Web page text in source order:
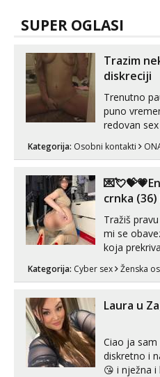
SUPER OGLASI
Trazim
diskreciji
Trenutno
puno
redovan sex na
Kategorija: Osobni kontakti
crnka
Tražiš
mi se
koja
vidio, čista
bolje da ni
vjeruj mi,
spremna
Kategorija: Cyber sex Ženska
Laura u
Ciao ja
diskretno i
😘 i nježna